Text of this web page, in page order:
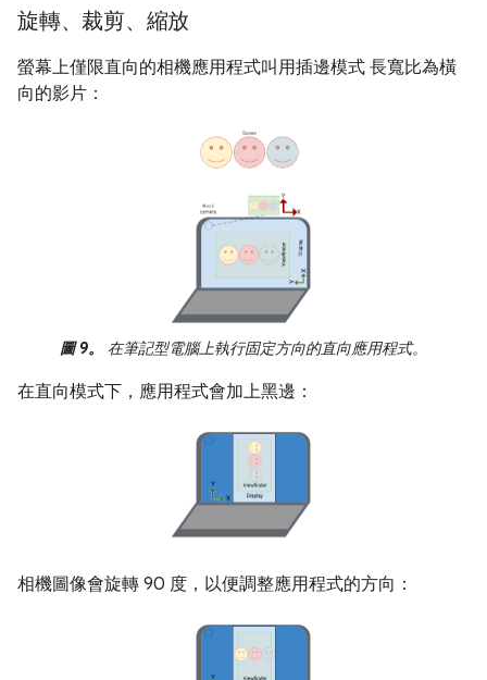
旋轉、裁剪、縮放
螢幕上僅限直向的相機應用程式叫用插邊模式 長寬比為橫
向的影片：
圖 9。 在筆記型電腦上執行固定方向的直向應用程式。
在直向模式下，應用程式會加上黑邊：
相機圖像會旋轉 90 度，以便調整應用程式的方向：